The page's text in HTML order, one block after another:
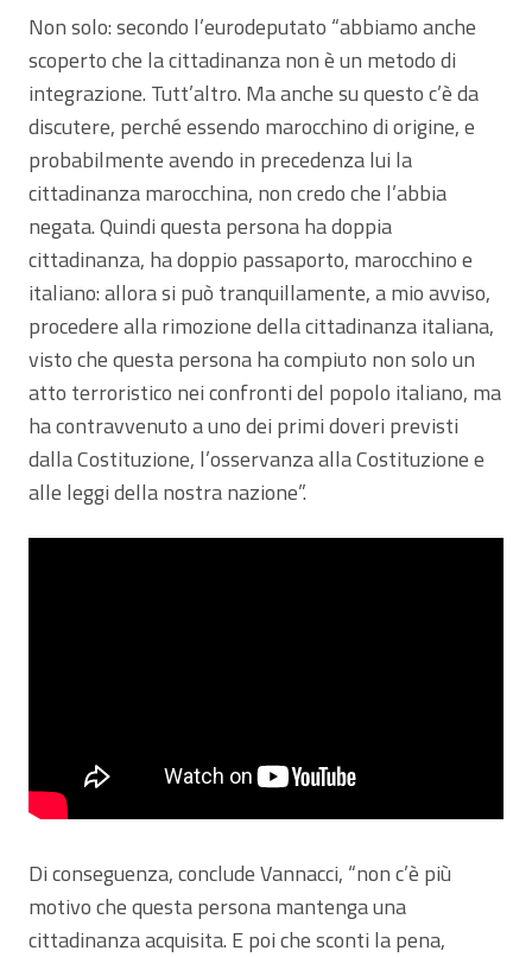
Non solo: secondo l’eurodeputato “abbiamo anche
scoperto che la cittadinanza non è un metodo di
integrazione. Tutt’altro. Ma anche su questo c’è da
discutere, perché essendo marocchino di origine, e
probabilmente avendo in precedenza lui la
cittadinanza marocchina, non credo che l’abbia
negata. Quindi questa persona ha doppia
cittadinanza, ha doppio passaporto, marocchino e
italiano: allora si può tranquillamente, a mio avviso,
procedere alla rimozione della cittadinanza italiana,
visto che questa persona ha compiuto non solo un
atto terroristico nei confronti del popolo italiano, ma
ha contravvenuto a uno dei primi doveri previsti
dalla Costituzione, l’osservanza alla Costituzione e
alle leggi della nostra nazione”.
Di conseguenza, conclude Vannacci, “non c’è più
motivo che questa persona mantenga una
cittadinanza acquisita. E poi che sconti la pena,